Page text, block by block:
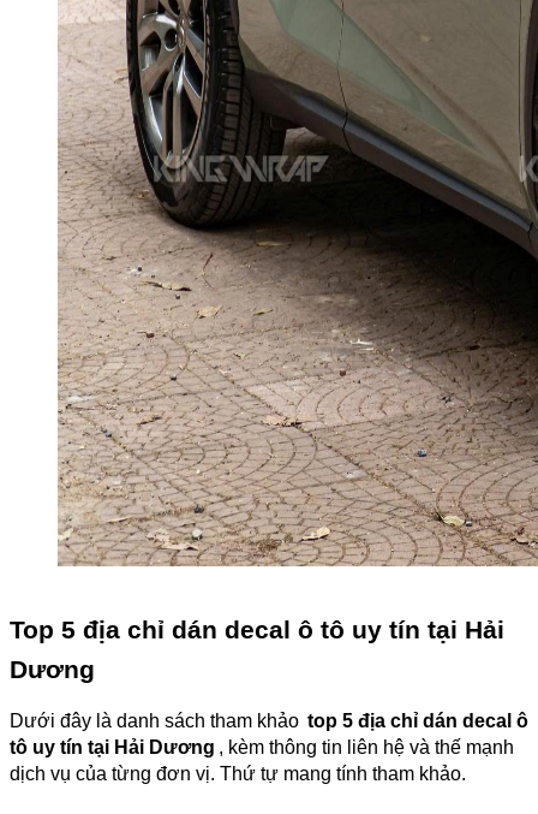
Top 5 địa chỉ dán decal ô tô uy tín tại Hải
Dương
Dưới đây là danh sách tham khảo top 5 địa chỉ dán decal ô
tô uy tín tại Hải Dương , kèm thông tin liên hệ và thế mạnh
dịch vụ của từng đơn vị. Thứ tự mang tính tham khảo.